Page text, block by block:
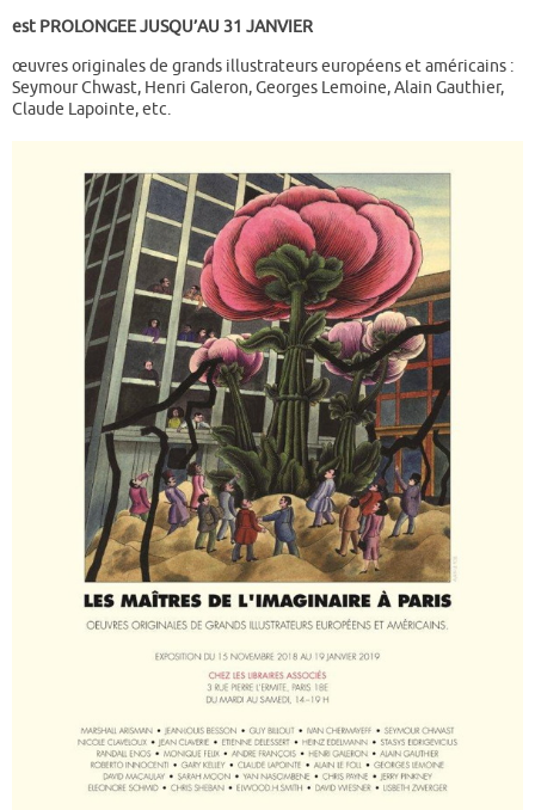
est PROLONGEE JUSQU’AU 31 JANVIER
œuvres originales de grands illustrateurs européens et américains :
Seymour Chwast, Henri Galeron, Georges Lemoine, Alain Gauthier,
Claude Lapointe, etc.